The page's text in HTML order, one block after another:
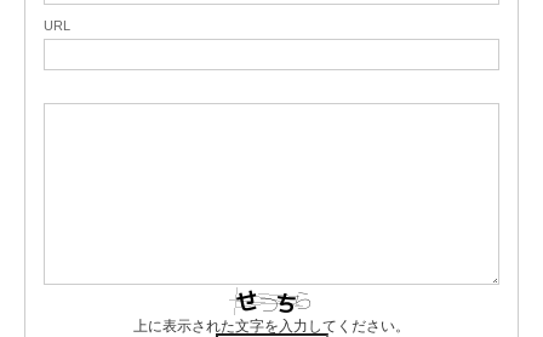
URL
上に表示された文字を入力してください。